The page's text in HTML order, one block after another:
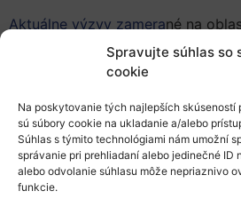
Spravujte súhlas so
cookie
Na poskytovanie tých najlepších skúseností
sú súbory cookie na ukladanie a/alebo
Súhlas s týmito technológiami nám umožní
správanie pri prehliadaní alebo jedinečné ID
alebo odvolanie súhlasu môže nepriaznivo
funkcie.
Aktuálne výzvy zamerané na
Klastra 4 a synergie – Anna
Klaster 4, MH SR
Predstavenie Európskej rady pre
kaskádových grantov a
Lucia Dávidová, NCP pre EIC
Predstavenie EIT Manufacturing,